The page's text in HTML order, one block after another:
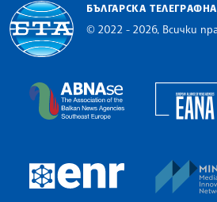
БЪЛГАРСКА
© 2022 - 2026, Всички
The Assocoation
European